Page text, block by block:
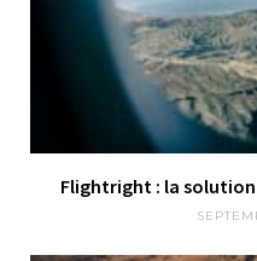
Flightright : la solution